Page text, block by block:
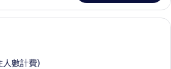
高級雙人房, 非吸煙房 | 客房內保險
人數計費)